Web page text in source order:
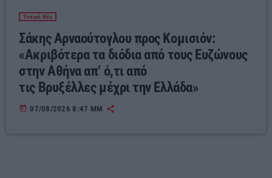
Τοπικά Νέα
Σάκης Αρναούτογλου προς Κομισιόν:
«Ακριβότερα τα διόδια από τους Ευζώνους
στην Αθήνα απ’ ό,τι από
τις Βρυξέλλες μέχρι την Ελλάδα»
today 07/08/2026 8:47 ΜΜ